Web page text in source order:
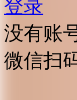
登录
没有账
微信扫